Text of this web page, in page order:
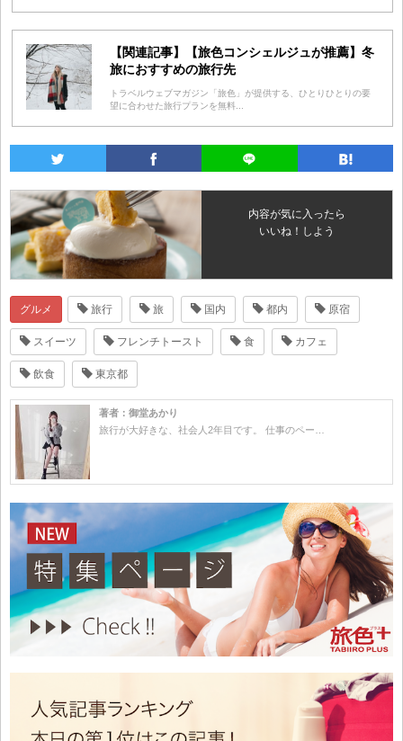
【関連記事】【旅色コンシェルジュが推薦】冬
旅におすすめの旅行先
トラベルウェブマガジン「旅色」が提供する、ひとりひとりの要
望に合わせた旅行プランを無料...
内容が気に入ったら
いいね！しよう
グルメ 旅行 旅 国内 都内 原宿
スイーツ フレンチトースト 食 カフェ
飲食 東京都
著者：御堂あかり
旅行が大好きな、社会人2年目です。 仕事のペー…